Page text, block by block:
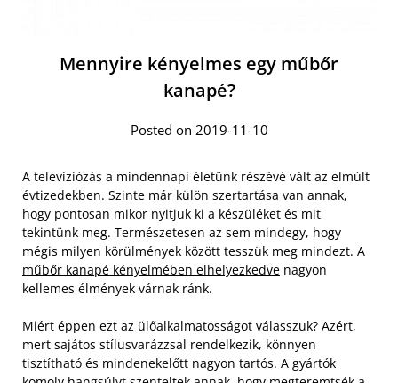
Mennyire kényelmes egy műbőr
kanapé?
Posted on 2019-11-10
A televíziózás a mindennapi életünk részévé vált az elmúlt
évtizedekben. Szinte már külön szertartása van annak,
hogy pontosan mikor nyitjuk ki a készüléket és mit
tekintünk meg. Természetesen az sem mindegy, hogy
mégis milyen körülmények között tesszük meg mindezt. A
műbőr kanapé kényelmében elhelyezkedve nagyon
kellemes élmények várnak ránk.
Miért éppen ezt az ülőalkalmatosságot válasszuk? Azért,
mert sajátos stílusvarázzsal rendelkezik, könnyen
tisztítható és mindenekelőtt nagyon tartós. A gyártók